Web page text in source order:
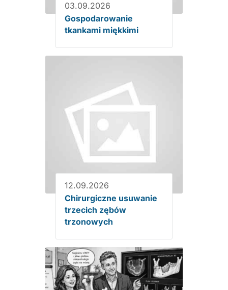
03.09.2026
Gospodarowanie
tkankami miękkimi
12.09.2026
Chirurgiczne usuwanie
trzecich zębów
trzonowych